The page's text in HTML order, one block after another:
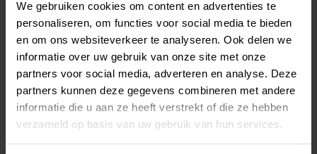
We gebruiken cookies om content en advertenties te
personaliseren, om functies voor social media te bieden
en om ons websiteverkeer te analyseren. Ook delen we
informatie over uw gebruik van onze site met onze
partners voor social media, adverteren en analyse. Deze
partners kunnen deze gegevens combineren met andere
informatie die u aan ze heeft verstrekt of die ze hebben
verzameld op basis van uw gebruik van hun services.
neus te stoten. Vroeger kwamen we meteen in actie
als we dachten dat iets niet kon. Nu geven we, op een
verantwoorde manier natuurlijk, veel meer ruimte.”
VERANDERING STOPT NIET
Ook de rol van ouders is veranderd. Marion: “Broers,
zussen, vrijwilligers. We doen het niet meer alleen,